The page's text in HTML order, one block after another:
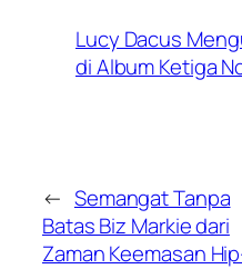
Lucy Dacus
di Album Ketiga
← Semangat Tanpa
Batas Biz Markie dari
Zaman Keemasan